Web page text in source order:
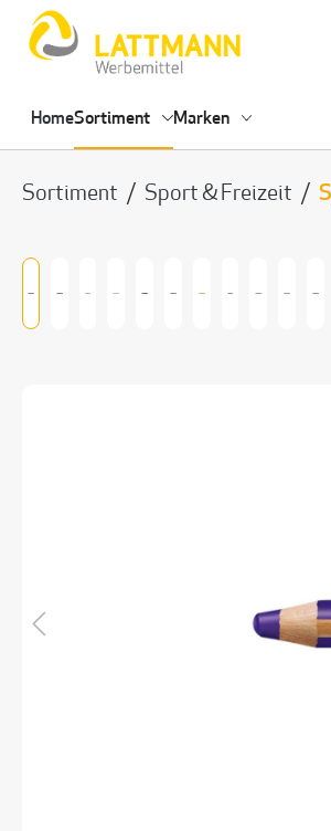
HomeSortiment Marken
Sortiment / Sport & Freizeit /